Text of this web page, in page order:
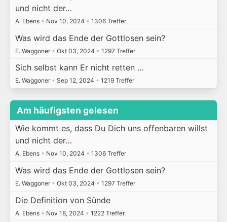
und nicht der…
A. Ebens • Nov 10, 2024 • 1306 Treffer
Was wird das Ende der Gottlosen sein?
E. Waggoner • Okt 03, 2024 • 1297 Treffer
Sich selbst kann Er nicht retten ...
E. Waggoner • Sep 12, 2024 • 1219 Treffer
Am häufigsten gelesen
Wie kommt es, dass Du Dich uns offenbaren willst
und nicht der…
A. Ebens • Nov 10, 2024 • 1306 Treffer
Was wird das Ende der Gottlosen sein?
E. Waggoner • Okt 03, 2024 • 1297 Treffer
Die Definition von Sünde
A. Ebens • Nov 18, 2024 • 1222 Treffer